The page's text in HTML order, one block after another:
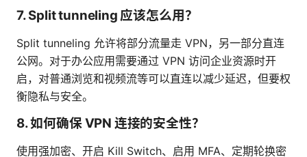
7. Split tunneling 应该怎么用？
Split tunneling 允许将部分流量走 VPN，另一部分直连
公网。对于办公应用需要通过 VPN 访问企业资源时开
启，对普通浏览和视频流等可以直连以减少延迟，但要权
衡隐私与安全。
8. 如何确保 VPN 连接的安全性？
使用强加密、开启 Kill Switch、启用 MFA、定期轮换密